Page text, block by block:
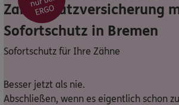
Nicht sicher, was Sie
Zahnzusatzversicherung
Sofortschutz in Bremen
Sofortschutz für Ihre Zähne
Besser jetzt als nie.
Abschließen, wenn es eigentlich schon